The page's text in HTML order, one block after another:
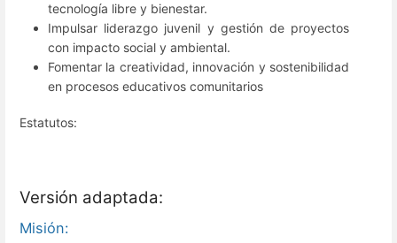
tecnología libre y bienestar.
Impulsar liderazgo juvenil y gestión de proyectos
con impacto social y ambiental.
Fomentar la creatividad, innovación y sostenibilidad
en procesos educativos comunitarios
Estatutos:
Versión adaptada:
Misión: